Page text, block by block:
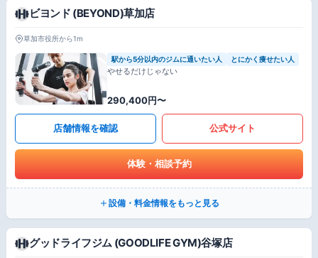
ビヨンド (BEYOND)草加店
草加市役所から1m
駅から5分以内のジムに通いたい人 とにかく痩せたい人
やせるだけじゃない
290,400円〜
店舗情報を確認 公式サイト
体験・相談予約
設備・料金情報をもっと見る
グッドライフジム (GOODLIFE GYM)谷塚店